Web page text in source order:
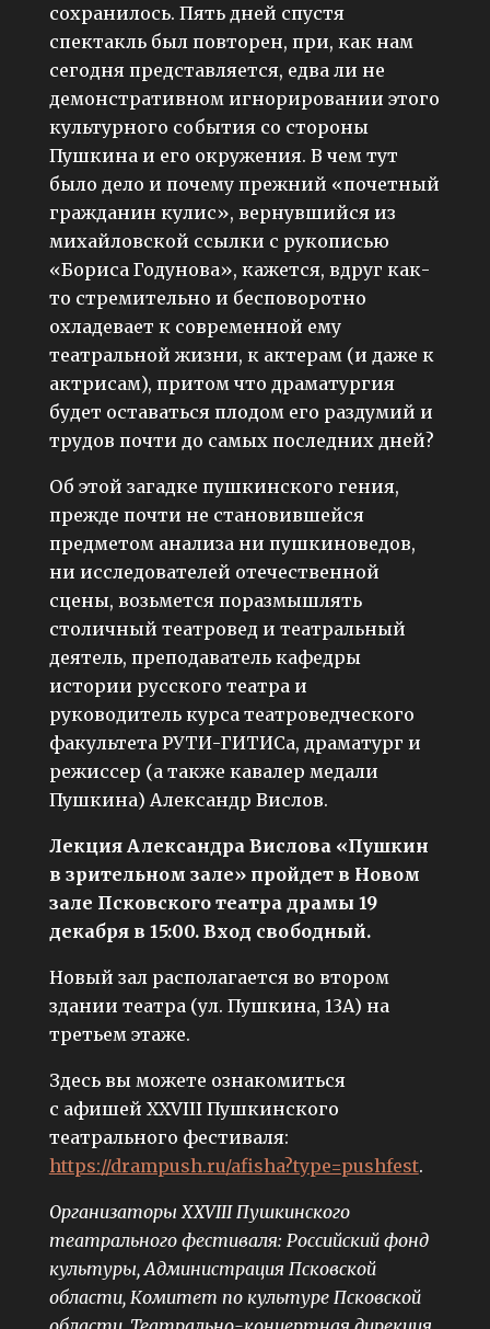
сохранилось. Пять дней спустя
спектакль был повторен, при, как нам
сегодня представляется, едва ли не
демонстративном игнорировании этого
культурного события со стороны
Пушкина и его окружения. В чем тут
было дело и почему прежний «почетный
гражданин кулис», вернувшийся из
михайловской ссылки с рукописью
«Бориса Годунова», кажется, вдруг как-
то стремительно и бесповоротно
охладевает к современной ему
театральной жизни, к актерам (и даже к
актрисам), притом что драматургия
будет оставаться плодом его раздумий и
трудов почти до самых последних дней?
Об этой загадке пушкинского гения,
прежде почти не становившейся
предметом анализа ни пушкиноведов,
ни исследователей отечественной
сцены, возьмется поразмышлять
столичный театровед и театральный
деятель, преподаватель кафедры
истории русского театра и
руководитель курса театроведческого
факультета РУТИ-ГИТИСа, драматург и
режиссер (а также кавалер медали
Пушкина) Александр Вислов.
Лекция Александра Вислова «Пушкин
в зрительном зале» пройдет в Новом
зале Псковского театра драмы 19
декабря в 15:00. Вход свободный.
Новый зал располагается во втором
здании театра (ул. Пушкина, 13А) на
третьем этаже.
Здесь вы можете ознакомиться
с афишей XXVIII Пушкинского
театрального фестиваля:
https://drampush.ru/afisha?type=pushfest.
Организаторы XXVIII Пушкинского
театрального фестиваля: Российский фонд
культуры, Администрация Псковской
области, Комитет по культуре Псковской